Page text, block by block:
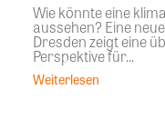
Wie könnte eine
aussehen? Eine
Dresden zeigt eine
Perspektive für...
Weiterlesen